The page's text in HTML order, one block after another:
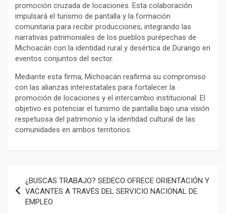
promoción cruzada de locaciones. Esta colaboración
impulsará el turismo de pantalla y la formación
comunitaria para recibir producciones, integrando las
narrativas patrimoniales de los pueblos purépechas de
Michoacán con la identidad rural y desértica de Durango en
eventos conjuntos del sector.
Mediante esta firma, Michoacán reafirma su compromiso
con las alianzas interestatales para fortalecer la
promoción de locaciones y el intercambio institucional. El
objetivo es potenciar el turismo de pantalla bajo una visión
respetuosa del patrimonio y la identidad cultural de las
comunidades en ambos territorios.
de
entradas
¿BUSCAS TRABAJO? SEDECO OFRECE ORIENTACIÓN Y
VACANTES A TRAVÉS DEL SERVICIO NACIONAL DE
EMPLEO